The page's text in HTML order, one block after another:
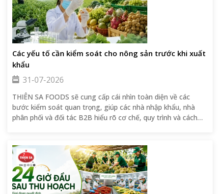
Các yếu tố cần kiểm soát cho nông sản trước khi xuất
khẩu
31-07-2026
THIÊN SA FOODS sẽ cung cấp cái nhìn toàn diện về các
bước kiểm soát quan trọng, giúp các nhà nhập khẩu, nhà
phân phối và đối tác B2B hiểu rõ cơ chế, quy trình và cách